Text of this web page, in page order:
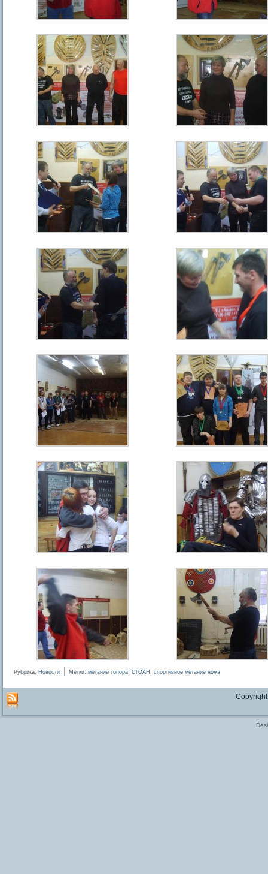
Рубрика: Новости | Метки: метание топора, СГОАН , спортивное метание ножа